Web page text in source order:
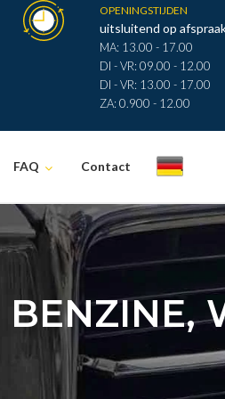
OPENINGSTIJDEN
uitsluitend op
MA: 13.00 - 17.00
DI - VR: 09.00 - 12.00
DI - VR: 13.00 - 17.00
ZA: 0.900 - 12.00
FAQ Contact .